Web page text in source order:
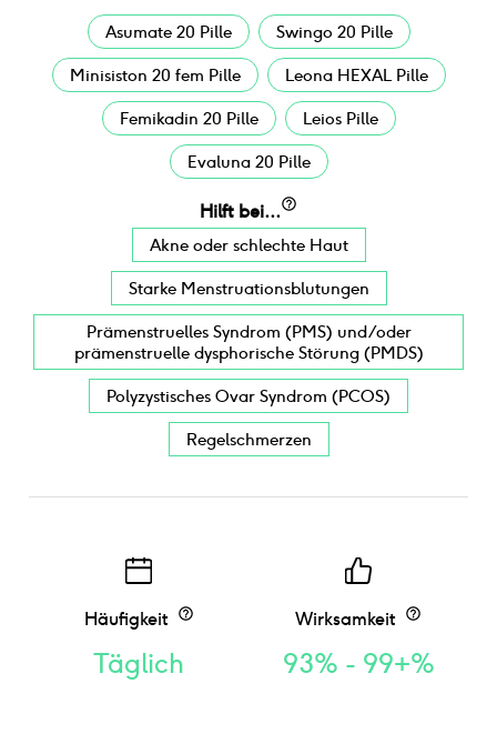
Asumate 20 Pille Swingo 20 Pille
Minisiston 20 fem Pille Leona HEXAL Pille
Femikadin 20 Pille Leios Pille
Evaluna 20 Pille
Hilft bei...
Akne oder schlechte Haut
Starke Menstruationsblutungen
Prämenstruelles Syndrom (PMS) und/oder
prämenstruelle dysphorische Störung (PMDS)
Polyzystisches Ovar Syndrom (PCOS)
Regelschmerzen
Häufigkeit
Täglich
Wirksamkeit
93% - 99+%